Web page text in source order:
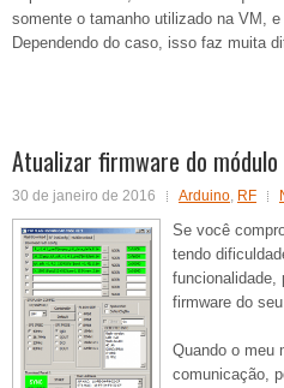
somente o tamanho utilizado na VM,
Dependendo do caso, isso faz muita
Atualizar firmware do módulo
30 de janeiro de 2016 Arduino, RF
Se você
tendo
funcionalidade,
firmware do
Quando o meu
comunicação,